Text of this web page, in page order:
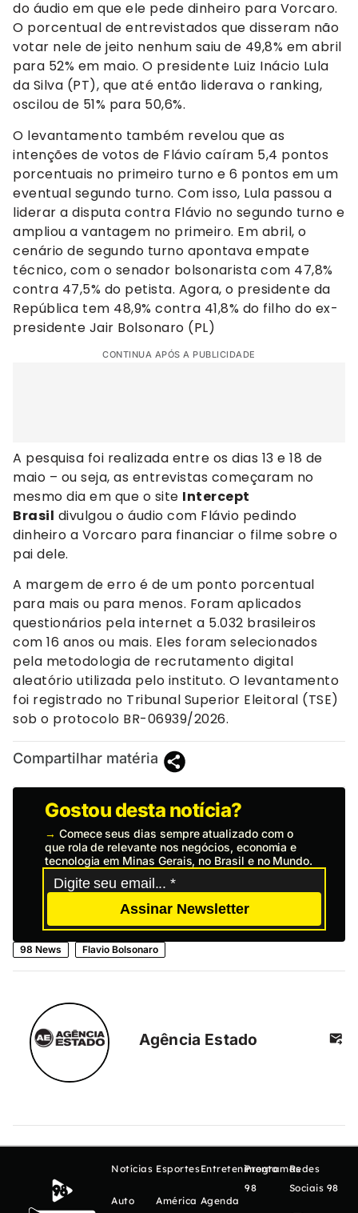
do áudio em que ele pede dinheiro para Vorcaro.
O porcentual de entrevistados que disseram não
votar nele de jeito nenhum saiu de 49,8% em abril
para 52% em maio. O presidente Luiz Inácio Lula
da Silva (PT), que até então liderava o ranking,
oscilou de 51% para 50,6%.
O levantamento também revelou que as
intenções de votos de Flávio caíram 5,4 pontos
porcentuais no primeiro turno e 6 pontos em um
eventual segundo turno. Com isso, Lula passou a
liderar a disputa contra Flávio no segundo turno e
ampliou a vantagem no primeiro. Em abril, o
cenário de segundo turno apontava empate
técnico, com o senador bolsonarista com 47,8%
contra 47,5% do petista. Agora, o presidente da
República tem 48,9% contra 41,8% do filho do ex-
presidente Jair Bolsonaro (PL)
CONTINUA APÓS A PUBLICIDADE
A pesquisa foi realizada entre os dias 13 e 18 de
maio – ou seja, as entrevistas começaram no
mesmo dia em que o site Intercept
Brasil divulgou o áudio com Flávio pedindo
dinheiro a Vorcaro para financiar o filme sobre o
pai dele.
A margem de erro é de um ponto porcentual
para mais ou para menos. Foram aplicados
questionários pela internet a 5.032 brasileiros
com 16 anos ou mais. Eles foram selecionados
pela metodologia de recrutamento digital
aleatório utilizada pelo instituto. O levantamento
foi registrado no Tribunal Superior Eleitoral (TSE)
sob o protocolo BR-06939/2026.
Compartilhar matéria
Gostou desta notícia?
→ Comece seus dias sempre atualizado com o
que rola de relevante nos negócios, economia e
tecnologia em Minas Gerais, no Brasil e no Mundo.
Assinar Newsletter
98 News Flavio Bolsonaro
Agência Estado
Notícias
Auto
Esportes
América
Entretenimento
Agenda
Programas
98
Redes
Sociais 98